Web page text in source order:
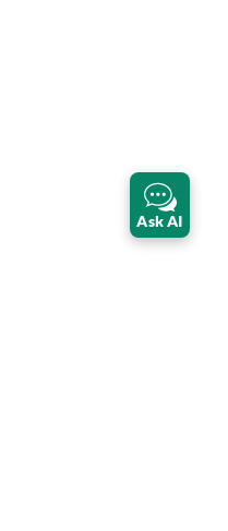
Ask AI